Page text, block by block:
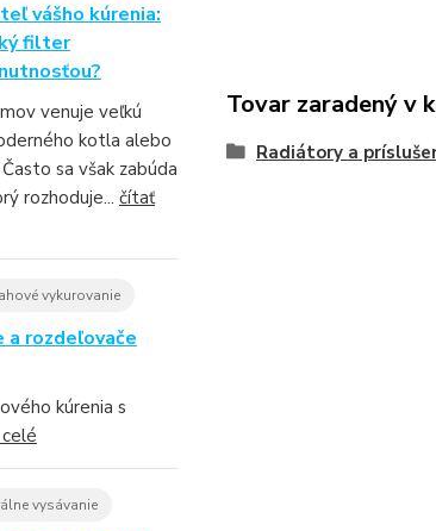
vášho kúrenia:
filter
venuje veľkú
kotla alebo
sa však zabúda
rozhoduje... čítať
vykurovanie
a rozdeľovače
kúrenia s
vysávanie
Tovar zaradený v
Radiátory a